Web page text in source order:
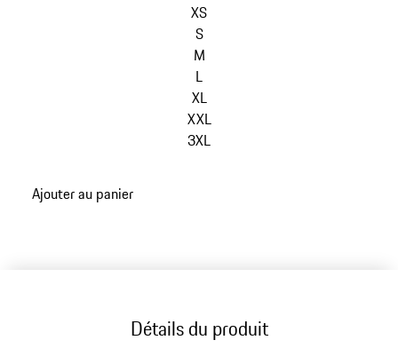
XS
S
M
L
XL
XXL
3XL
aux
Ajouter au panier
Détails du produit